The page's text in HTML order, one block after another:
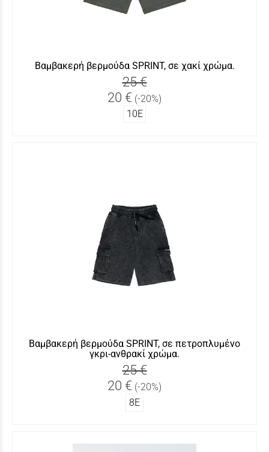
Βαμβακερή βερμούδα SPRINT, σε χακί χρώμα.
25 €
20 € (-20%)
10Ε
Βαμβακερή βερμούδα SPRINT, σε πετροπλυμένο
γκρι-ανθρακί χρώμα.
25 €
20 € (-20%)
8Ε